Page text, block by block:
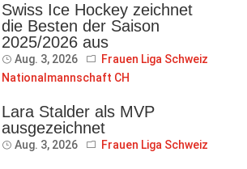
Swiss Ice Hockey zeichnet
die Besten der Saison
2025/2026 aus
Aug. 3, 2026
Frauen Liga Schweiz
Nationalmannschaft CH
Lara Stalder als MVP
ausgezeichnet
Aug. 3, 2026 Frauen Liga Schweiz